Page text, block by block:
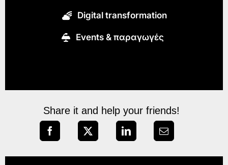
Digital transformation
Εvents & παραγωγές
Share it and help your friends!